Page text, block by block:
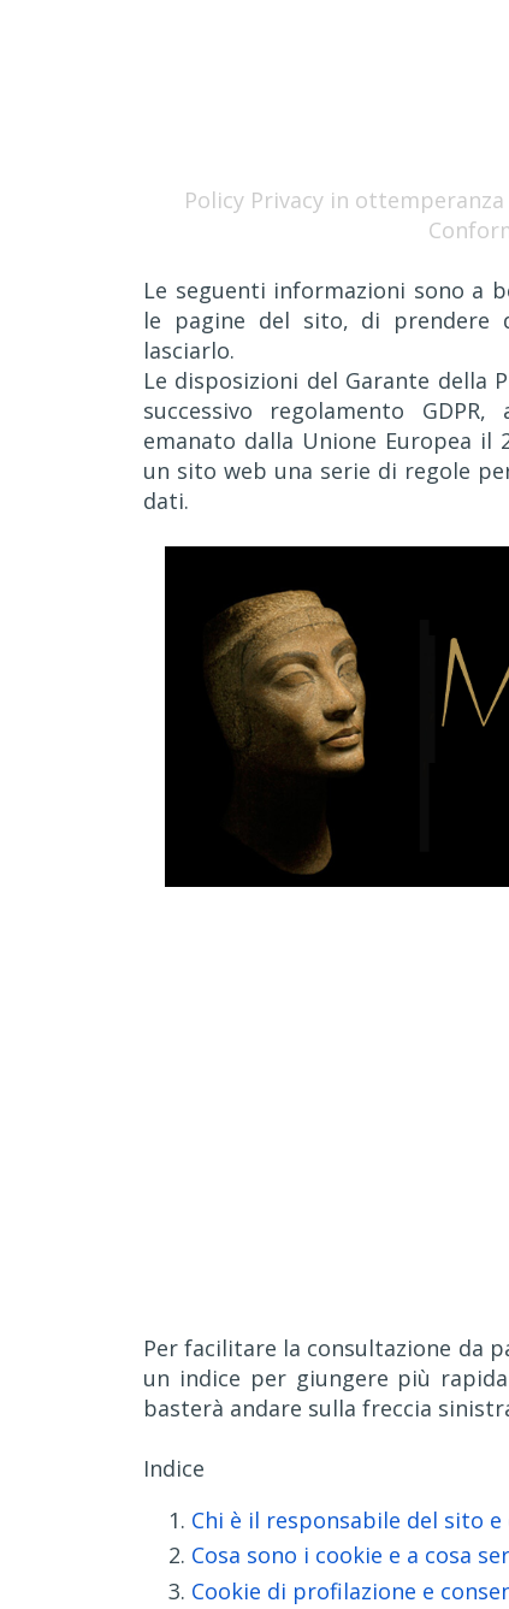
Policy Privacy in
Le seguenti informazioni sono a
le pagine del sito, di prendere
lasciarlo.
Le disposizioni del Garante della
successivo regolamento
emanato dalla Unione Europea
un sito web una serie di regole
dati.
Per facilitare la consultazione da
un indice per giungere più
basterà andare sulla freccia
Indice
Chi è il responsabile del sito
Cosa sono i cookie e a cosa
Cookie di profilazione e